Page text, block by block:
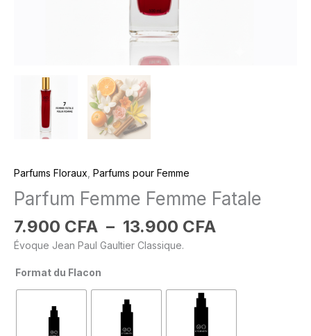
Parfums Floraux Parfums pour Femme
Parfum Femme Femme Fatale
7.900 CFA – 13.900 CFA
Évoque Jean Paul Gaultier Classique.
Format du Flacon